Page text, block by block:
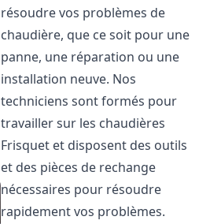
résoudre vos problèmes de
chaudière, que ce soit pour une
panne, une réparation ou une
installation neuve. Nos
techniciens sont formés pour
travailler sur les chaudières
Frisquet et disposent des outils
et des pièces de rechange
nécessaires pour résoudre
rapidement vos problèmes.